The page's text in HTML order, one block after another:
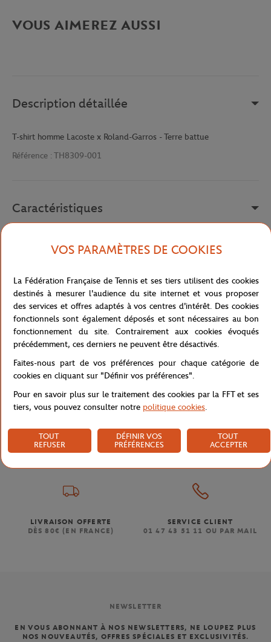
VOUS AIMEREZ AUSSI
Description détaillée
T-shirt homme Lacoste x Roland-Garros - Terre battue
Référence : TH8309-001
Caractéristiques
Accueil Boutique La Boutique de Noël Entre 50 et 100€
PAIEMENTS SÉCURISÉS
PAR CARTE
RETOUR FACILE
DE VOS COMMANDES
LIVRAISON OFFERTE
DÈS 80€ (EN FRANCE)
SERVICE CLIENT
01 47 43 51 11 OU PAR MAIL
NEWSLETTER
EN VOUS ABONNANT À NOS NEWSLETTERS, NE LOUPEZ PLUS
NOS NOUVEAUTÉS, OFFRES SPÉCIALES ET EXCLUSIVITÉS.
VOS PARAMÈTRES DE COOKIES
La Fédération Française de Tennis et ses tiers utilisent des cookies
destinés à mesurer l'audience du site internet et vous proposer
des services et offres adaptés à vos centres d'intérêt. Des cookies
fonctionnels sont également déposés et sont nécessaires au bon
fonctionnement du site. Contrairement aux cookies évoqués
précédemment, ces derniers ne peuvent être désactivés.
Faites-nous part de vos préférences pour chaque catégorie de
cookies en cliquant sur "Définir vos préférences".
Pour en savoir plus sur le traitement des cookies par la FFT et ses
tiers, vous pouvez consulter notre politique cookies.
TOUT
REFUSER
DÉFINIR VOS
PRÉFÉRENCES
TOUT
ACCEPTER